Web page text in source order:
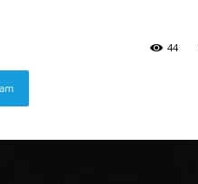
44